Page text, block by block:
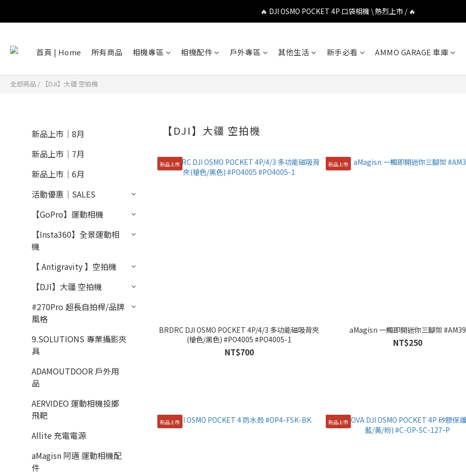
🔥 DJI OSMO POCKET 4P 口袋相機 \ 熱烈上市 / 🔥
🔥 DJI OSMO POCKET 4P 口袋相機 \ 熱烈上市 / 🔥
🔥 Insta360 GO Ultra Hello Kitty 聯名限定套裝 \ 時尚上市 / 🔥
首頁 | Home 所有商品 相機專區 相機配件 戶外專區 其他生活 新手必看 AMMO GARAGE 車庫
全部商品 / 【DJI】大疆 空拍機
新品上市｜8月
新品上市｜7月
新品上市｜6月
活動優惠｜SALES
【GoPro】運動相機
【Insta360】全景運動相
機
【 Antigravity 】空拍機
【DJI】大疆 空拍機
#270Pro 超長自拍桿/品牌
風格
9.SOLUTIONS 專業攝影夾
具
ADAMOUTDOOR 戶外用
品
AERVIDEO 運動相機投擲
飛靶
Allite 充電電源
aMagisn 阿邁 運動相機配
件
【DJI】大疆 空拍機
新品上市
BRDRC DJI OSMO POCKET 4P/4/3 多功能磁吸背夾
(槍色/黑色) #PO4005 #PO4005-1
NT$700
新品上市
aMagisn 一觸即開迷你三腳架 #AM39
NT$250
新品上市 新品上市